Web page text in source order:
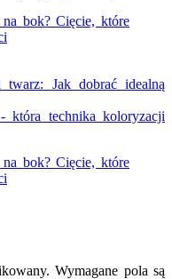
twarz: Jak dobrać idealną
która technika koloryzacji
Wymagane pola są